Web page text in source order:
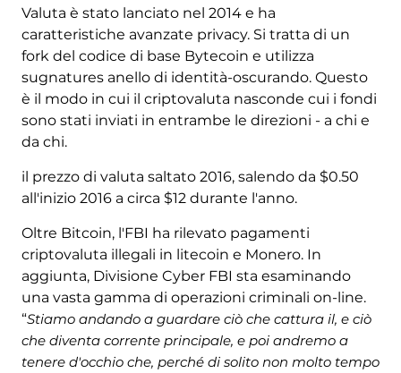
Valuta è stato lanciato nel 2014 e ha
caratteristiche avanzate privacy. Si tratta di un
fork del codice di base Bytecoin e utilizza
sugnatures anello di identità-oscurando. Questo
è il modo in cui il criptovaluta nasconde cui i fondi
sono stati inviati in entrambe le direzioni - a chi e
da chi.
il prezzo di valuta saltato 2016, salendo da $0.50
all'inizio 2016 a circa $12 durante l'anno.
Oltre Bitcoin, l'FBI ha rilevato pagamenti
criptovaluta illegali in litecoin e Monero. In
aggiunta, Divisione Cyber ​​FBI sta esaminando
una vasta gamma di operazioni criminali on-line.
“Stiamo andando a guardare ciò che cattura il, e ciò
che diventa corrente principale, e poi andremo a
tenere d'occhio che, perché di solito non molto tempo